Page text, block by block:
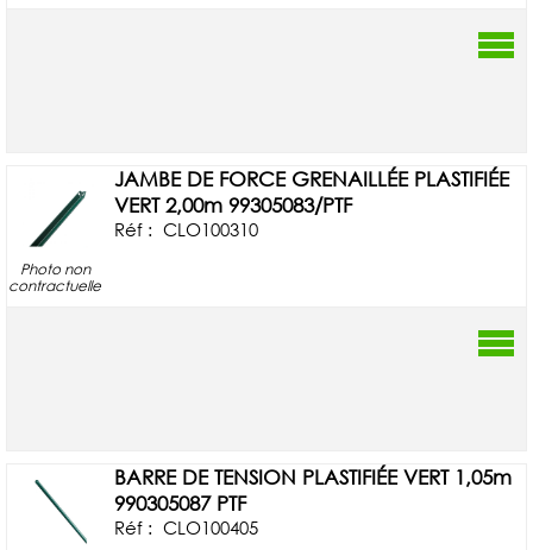
Photo non
contractuelle
JAMBE DE FORCE GRENAILLÉE PLASTIFIÉE
VERT 2,00m 99305083/PTF
Réf : CLO100310
BARRE DE TENSION PLASTIFIÉE VERT 1,05m
990305087 PTF
Réf : CLO100405